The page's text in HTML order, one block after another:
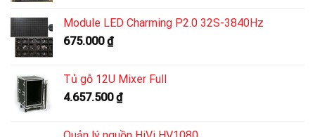
Module LED Charming P2.0 32S-3840Hz
675.000₫
Tủ gỗ 12U Mixer Full
4.657.500₫